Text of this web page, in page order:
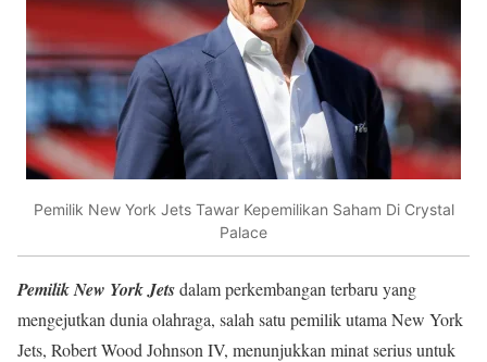
Pemilik New York Jets Tawar Kepemilikan Saham Di Crystal
Palace
Pemilik New York Jetsdalam perkembangan terbaru yang
mengejutkan dunia olahraga, salah satu pemilik utama New York
Jets, Robert Wood Johnson IV, menunjukkan minat serius untuk